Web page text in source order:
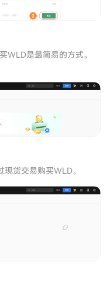
WLD是最简易的方式。
货交易购买WLD。